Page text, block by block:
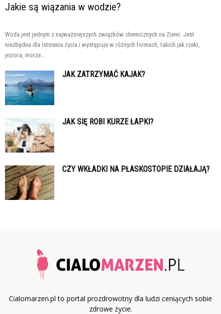
Jakie są wiązania w wodzie?
Woda jest jednym z najważniejszych związków chemicznych na Ziemi. Jest
niezbędna dla istnienia życia i występuje w różnych formach, takich jak rzeki,
jeziora, morza...
JAK ZATRZYMAĆ KAJAK?
JAK SIĘ ROBI KURZE ŁAPKI?
CZY WKŁADKI NA PŁASKOSTOPIE DZIAŁAJĄ?
Cialomarzen.pl to portal prozdrowotny dla ludzi ceniących sobie
zdrowe życie.